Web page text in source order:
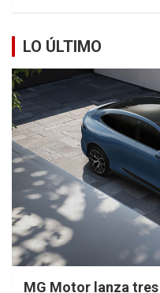
LO ÚLTIMO
MG Motor lanza